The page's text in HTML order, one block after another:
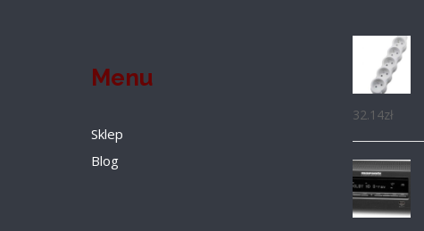
Menu
Sklep
Blog
32.14zł